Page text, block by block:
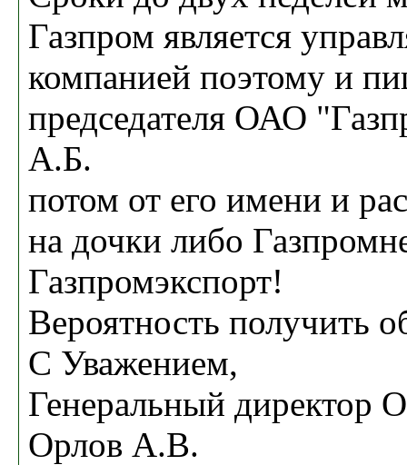
Газпром является
компанией поэтому и
председателя ОАО
А.Б.
потом от его имени и
на дочки либо
Газпромэкспорт!
Вероятность получить
С Уважением,
Генеральный директор
Орлов А.В.